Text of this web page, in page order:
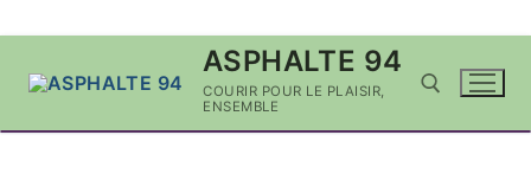
ASPHALTE 94
COURIR POUR LE PLAISIR,
ENSEMBLE